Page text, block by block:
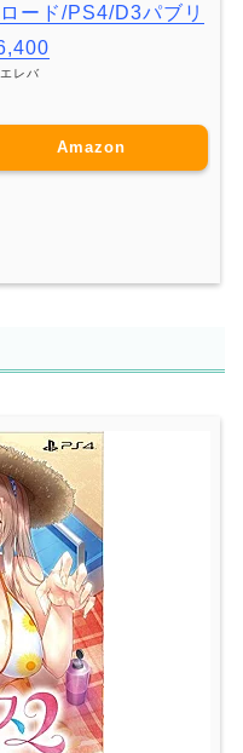
ード/PS4/D3パブリ
レバ
Amazon